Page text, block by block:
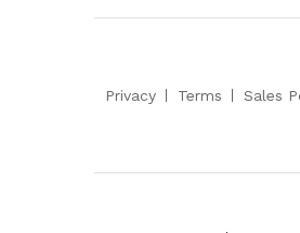
Privacy Terms Sales